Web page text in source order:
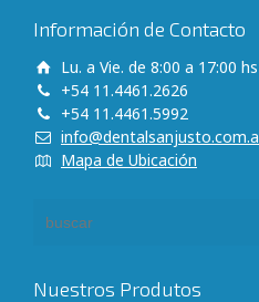
Información de Contacto
Lu. a Vie. de 8:00 a 17:00 hs
+54 11.4461.2626
+54 11.4461.5992
Mapa de Ubicación
Nuestros Produtos